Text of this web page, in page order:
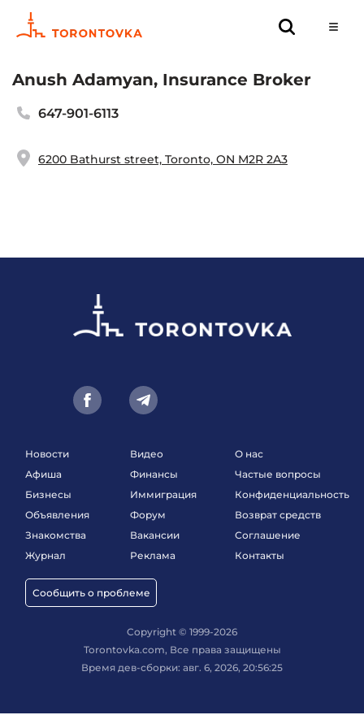
Anush Adamyan, Insurance Broker
647-901-6113
6200 Bathurst street, Toronto, ON M2R 2A3
Новости
Афиша
Бизнесы
Объявления
Знакомства
Журнал
Сообщить о проблеме
Видео
Финансы
Иммиграция
Форум
Вакансии
Реклама
О нас
Частые вопросы
Конфиденциальность
Возврат средств
Соглашение
Контакты
Copyright © 1999-2026
Torontovka.com, Все права защищены
Время дев-сборки: авг. 6, 2026, 20:56:25